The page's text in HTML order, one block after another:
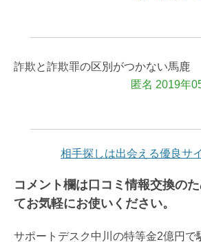
詐欺と詐欺罪の区別がつかない馬鹿
匿名 2019年
相手探しは出会える優良サ
コメント欄は口コミ情報交換の
てお気軽にお使いください。
サポートデスク中川の特等金2億円で